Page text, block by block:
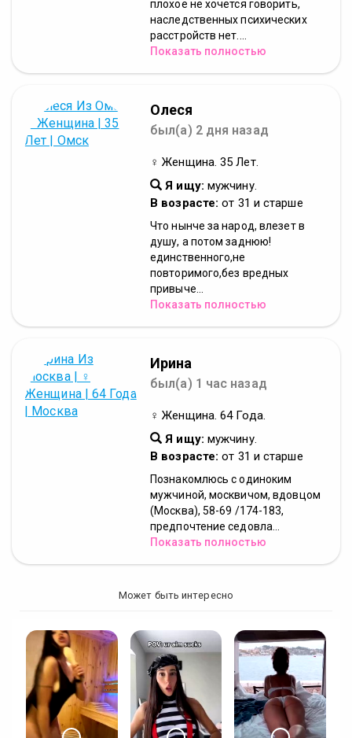
плохое не хочется говорить,
наследственных психических
расстройств нет....
Показать полностью
Олеся
был(а) 2 дня назад
♀ Женщина. 35 Лет.
Я ищу: мужчину.
В возрасте: от 31 и старше
Что нынче за народ, влезет в
душу, а потом заднюю!
единственного,не
повторимого,без вредных
привыче...
Показать полностью
Ирина
был(а) 1 час назад
♀ Женщина. 64 Года.
Я ищу: мужчину.
В возрасте: от 31 и старше
Познакомлюсь с одиноким
мужчиной, москвичом, вдовцом
(Москва), 58-69 /174-183,
предпочтение седовла...
Показать полностью
Может быть интересно